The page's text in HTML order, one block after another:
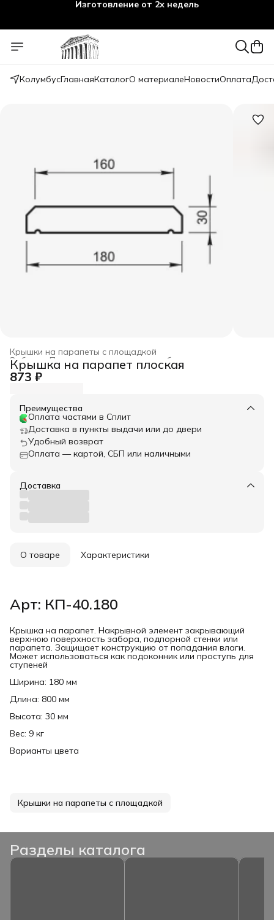
КолумбусГлавнаяКаталогО материалеНовостиОплата
Крышки на парапеты с площадкой
Парапетные крышки для забора
Забор
Весь архитектурный декор ›
Главная ›
Крышка на парапет плоская
873 ₽
Преимущества
Оплата частями в Сплит
Доставка в пункты выдачи или до двери
Удобный возврат
Оплата — картой, СБП или наличными
Доставка
О товаре Характеристики
Арт: КП-40.180
Крышка на парапет. Накрывной элемент закрывающий
верхнюю поверхность забора, подпорной стенки или
парапета. Защищает конструкцию от попадания влаги.
Может использоваться как подоконник или проступь для
ступеней
Ширина: 180 мм
Длина: 800 мм
Высота: 30 мм
Вес: 9 кг
Варианты цвета
Крышки на парапеты с площадкой
Разделы каталога